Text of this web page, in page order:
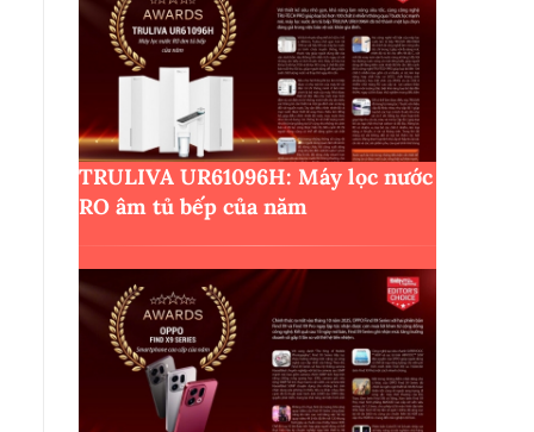
TRULIVA UR61096H: Máy lọc nước
RO âm tủ bếp của năm